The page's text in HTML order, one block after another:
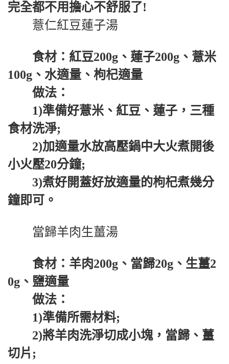
完全都不用擔心不舒服了!
薏仁紅豆蓮子湯
食材：紅豆200g、蓮子200g、薏米
100g、水適量、枸杞適量
做法：
1)準備好薏米、紅豆、蓮子，三種
食材洗淨;
2)加適量水放高壓鍋中大火煮開後
小火壓20分鐘;
3)煮好開蓋好放適量的枸杞煮幾分
鐘即可。
當歸羊肉生薑湯
食材：羊肉200g、當歸20g、生薑2
0g、鹽適量
做法：
1)準備所需材料;
2)將羊肉洗淨切成小塊，當歸、薑
切片;